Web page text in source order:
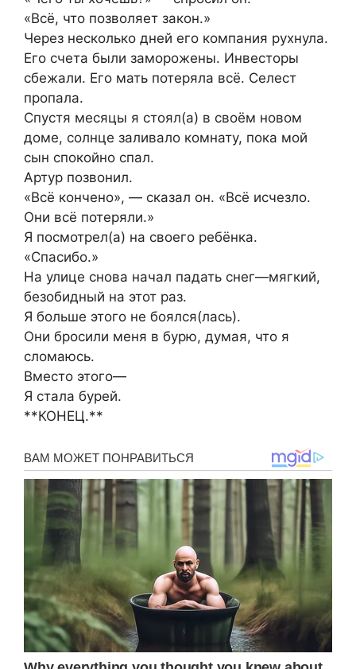
«Всё, что позволяет закон.»
Через несколько дней его компания рухнула.
Его счета были заморожены. Инвесторы
сбежали. Его мать потеряла всё. Селест
пропала.
Спустя месяцы я стоял(а) в своём новом
доме, солнце заливало комнату, пока мой
сын спокойно спал.
Артур позвонил.
«Всё кончено», — сказал он. «Всё исчезло.
Они всё потеряли.»
Я посмотрел(а) на своего ребёнка.
«Спасибо.»
На улице снова начал падать снег—мягкий,
безобидный на этот раз.
Я больше этого не боялся(лась).
Они бросили меня в бурю, думая, что я
сломаюсь.
Вместо этого—
Я стала бурей.
**КОНЕЦ.**